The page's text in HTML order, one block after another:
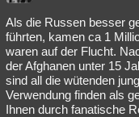
Spiritualität
Natur Umfragen
weitere Rubriken
Philosophie Träume
Als die Russen besser
führten, kamen ca 1
waren auf der Flucht.
der Afghanen unter 15
sind all die wütenden
Verwendung finden als
Ihnen durch fanatische